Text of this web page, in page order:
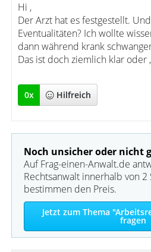
Hi ,
Der Arzt hat es festgestellt.
Eventualitäten? Ich wollte
dann während krank
Das ist doch ziemlich klar oder
0x Hilfreich
Noch unsicher oder nicht
Auf Frag-einen-Anwalt.de
Rechtsanwalt innerhalb von 2
bestimmen den Preis.
Jetzt zum Thema
fragen